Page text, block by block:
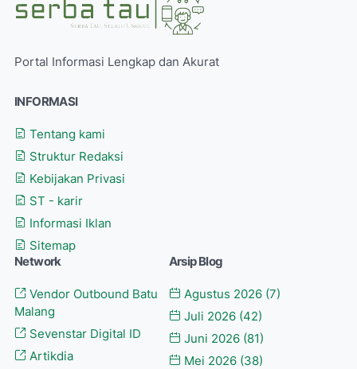
Portal Informasi Lengkap dan Akurat
INFORMASI
Tentang kami
Struktur Redaksi
Kebijakan Privasi
ST - karir
Informasi Iklan
Sitemap
Network
Vendor Outbound Batu
Malang
Sevenstar Digital ID
Artikdia
Arsip Blog
Agustus 2026 (7)
Juli 2026 (42)
Juni 2026 (81)
Mei 2026 (38)